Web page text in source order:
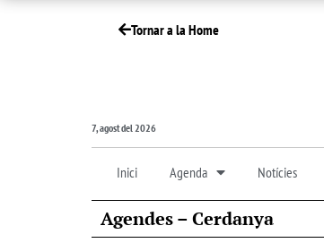
Tornar a la Home
7, agost del 2026
Inici Agenda Notícies
Agendes – Cerdanya